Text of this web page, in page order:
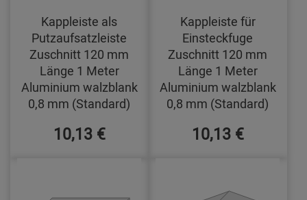
Kappleiste als
Putzaufsatzleiste
Zuschnitt 120 mm
Länge 1 Meter
Aluminium walzblank
0,8 mm (Standard)
10,13 €
Kappleiste für
Einsteckfuge
Zuschnitt 120 mm
Länge 1 Meter
Aluminium walzblank
0,8 mm (Standard)
10,13 €